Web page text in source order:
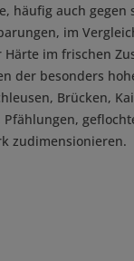
häufig auch
im
im frischen
der besonders
Brücken,
zudimensionieren.